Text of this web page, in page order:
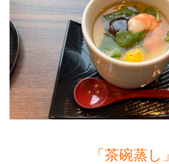
「茶碗蒸し」